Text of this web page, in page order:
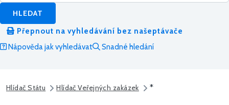
HLEDAT
Přepnout na vyhledávání bez našeptávače
Nápověda jak vyhledávat
Snadné hledání
Hlídač Státu Hlídač Veřejných zakázek *